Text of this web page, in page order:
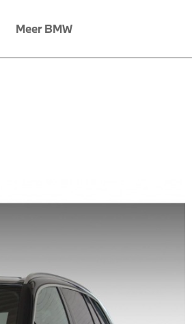
Meer BMW